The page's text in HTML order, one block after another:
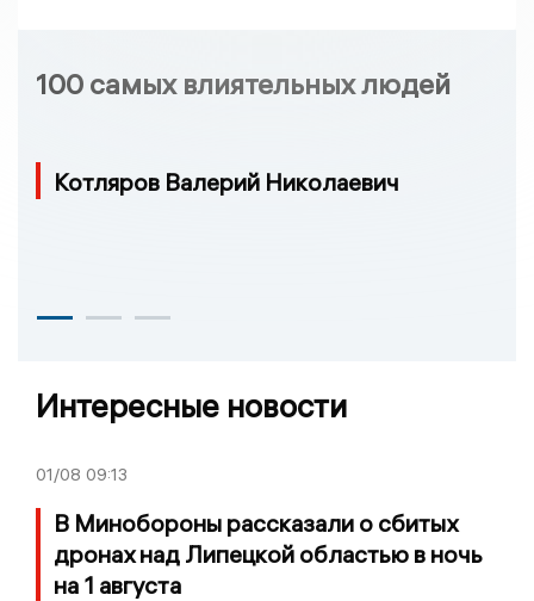
100 самых влиятельных людей
Котляров Валерий Николаевич
Интересные новости
01/08 09:13
В Минобороны рассказали о сбитых
дронах над Липецкой областью в ночь
на 1 августа